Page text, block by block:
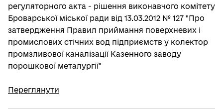
регуляторного акта - рішення виконавчого комітету
Броварської міської ради від 13.03.2012 № 127 "Про
затвердження Правил приймання поверхневих і
промислових стічних вод підприємств у колектор
промзливової каналізації Казенного заводу
порошкової металургії"
Переглянути